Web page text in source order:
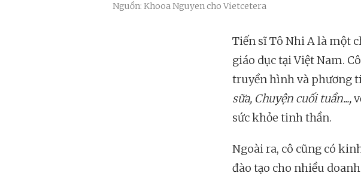
Nguồn: Khooa Nguyen cho Vietcetera
Tiến sĩ Tô Nhi A là một
giáo dục tại Việt Nam.
truyền hình và phương
sữa, Chuyện cuối tuần...,
sức khỏe tinh thần.
Ngoài ra, cô cũng có
đào tạo cho nhiều